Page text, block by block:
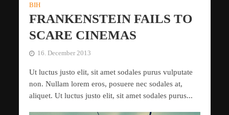
BIH
FRANKENSTEIN FAILS TO
SCARE CINEMAS
16. December 2013
Ut luctus justo elit, sit amet sodales purus vulputate
non. Nullam lorem eros, posuere nec sodales at,
aliquet. Ut luctus justo elit, sit amet sodales purus...